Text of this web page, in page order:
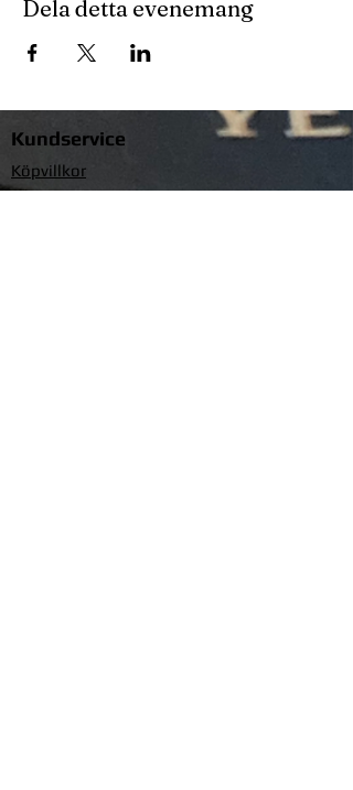
Dela detta evenemang
Kundservice
Köpvillkor